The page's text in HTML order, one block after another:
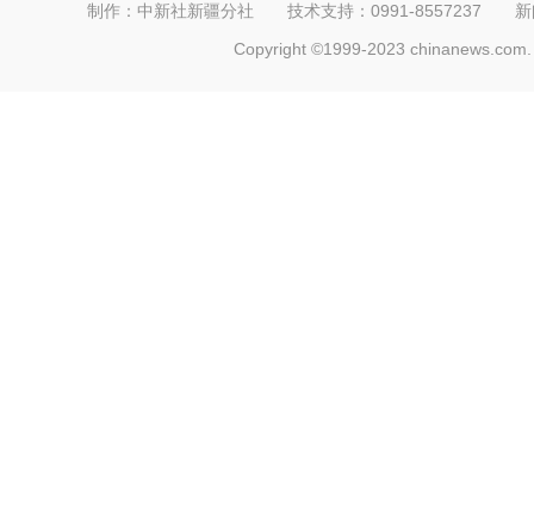
制作：中新社新疆分社 技术支持：0991-8557237
Copyright ©1999-2023